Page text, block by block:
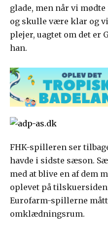
glade, men når vi
og skulle være klar og
plejer, uagtet om det er
han.
FHK-spilleren ser
havde i sidste sæson.
med at blive en af dem
oplevet på
Eurofarm-spillerne
omklædningsrum.